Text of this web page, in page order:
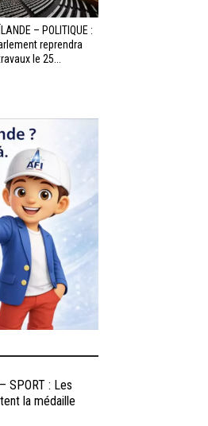
– POLITIQUE :
reprendra
le 25...
SPORT : Les
la médaille